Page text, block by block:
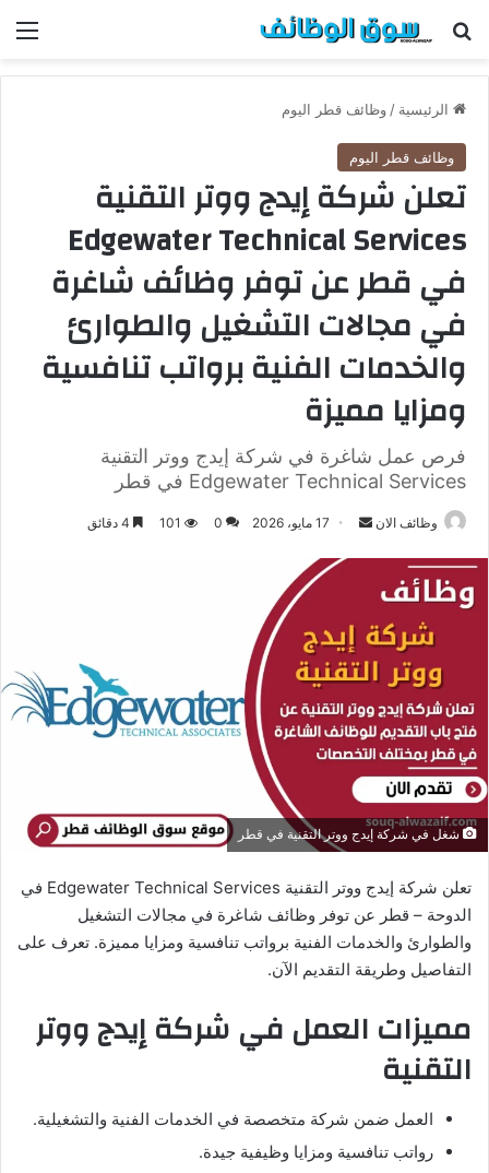
بحث عن
الرئيسية /وظائف قطر اليوم
وظائف قطر اليوم
تعلن شركة إيدج ووتر التقنية
Edgewater Technical Services
في قطر عن توفر وظائف شاغرة
في مجالات التشغيل والطوارئ
والخدمات الفنية برواتب تنافسية
ومزايا مميزة
فرص عمل شاغرة في شركة إيدج ووتر التقنية
Edgewater Technical Services في قطر
وظائف الان
ر
ي
د
ا
إ
ل
ت
و
ن
ي
ا
17 مايو، 2026 0
101
شغل في شركة إيدج ووتر التقنية في قطر
تعلن شركة إيدج ووتر التقنية Edgewater Technical Services في
الدوحة – قطر عن توفر وظائف شاغرة في مجالات التشغيل
والطوارئ والخدمات الفنية برواتب تنافسية ومزايا مميزة. تعرف على
التفاصيل وطريقة التقديم الآن.
مميزات العمل في شركة إيدج ووتر
التقنية
العمل ضمن شركة متخصصة في الخدمات الفنية والتشغيلية.
رواتب تنافسية ومزايا وظيفية جيدة.